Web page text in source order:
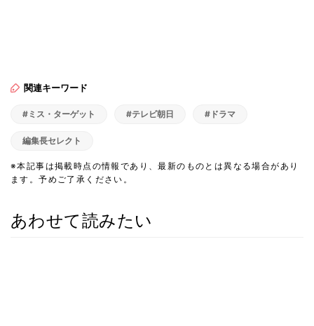
関連キーワード
#ミス・ターゲット #テレビ朝日 #ドラマ
編集長セレクト
※本記事は掲載時点の情報であり、最新のものとは異なる場合があり
ます。予めご了承ください。
あわせて読みたい